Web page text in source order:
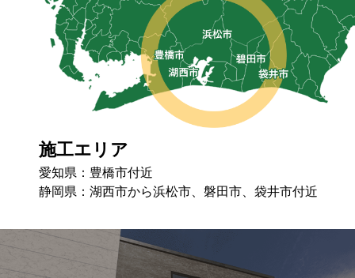
施工エリア
愛知県：豊橋市付近
静岡県：湖⻄市から浜松市、磐⽥市、袋井市付近